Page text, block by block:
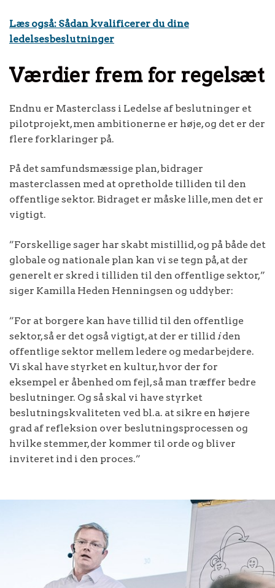
Læs også: Sådan kvalificerer du dine
ledelsesbeslutninger
Værdier frem for regelsæt
Endnu er Masterclass i Ledelse af beslutninger et
pilotprojekt, men ambitionerne er høje, og det er der
flere forklaringer på.
På det samfundsmæssige plan, bidrager
masterclassen med at opretholde tilliden til den
offentlige sektor. Bidraget er måske lille, men det er
vigtigt.
”Forskellige sager har skabt mistillid, og på både det
globale og nationale plan kan vi se tegn på, at der
generelt er skred i tilliden til den offentlige sektor,”
siger Kamilla Heden Henningsen og uddyber:
”For at borgere kan have tillid til den offentlige
sektor, så er det også vigtigt, at der er tillid iden
offentlige sektor mellem ledere og medarbejdere.
Vi skal have styrket en kultur, hvor der for
eksempel er åbenhed om fejl, så man træffer bedre
beslutninger. Og så skal vi have styrket
beslutningskvaliteten ved bl.a. at sikre en højere
grad af refleksion over beslutningsprocessen og
hvilke stemmer, der kommer til orde og bliver
inviteret ind i den proces.”